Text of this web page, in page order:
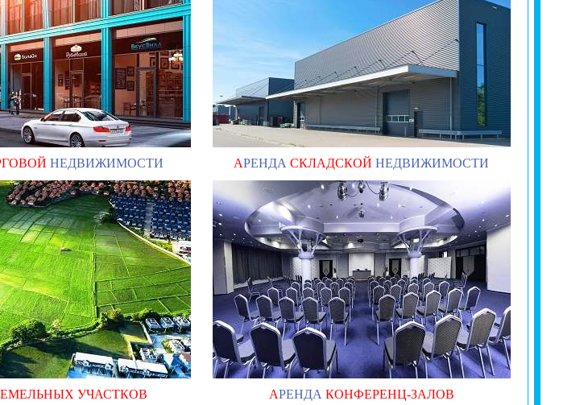
НЕДВИЖИМОСТИ АРЕНДА СКЛАДСКОЙ НЕДВИЖИМОСТИ
УЧАСТКОВ АРЕНДА КОНФЕРЕНЦ-ЗАЛОВ